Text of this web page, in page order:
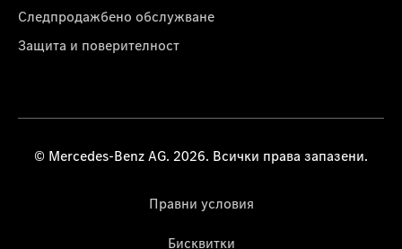
Следпродажбено обслужване
Защита и поверителност
© Mercedes-Benz AG. 2026. Всички права запазени.
Правни условия
Бисквитки